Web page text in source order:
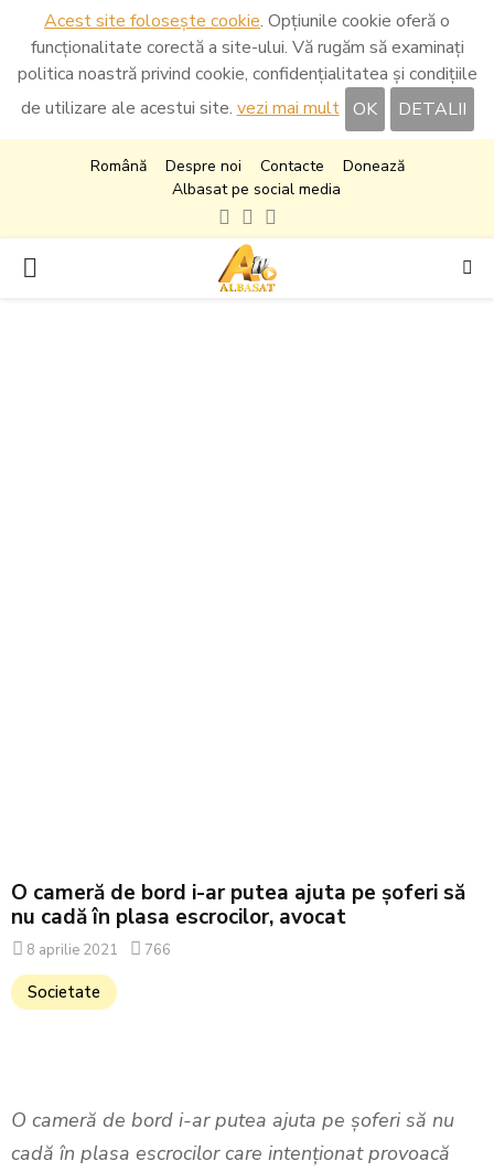
Acest site folosește cookie. Opțiunile cookie oferă o
funcționalitate corectă a site-ului. Vă rugăm să examinați
politica noastră privind cookie, confidențialitatea și condițiile
de utilizare ale acestui site. vezi mai mult OK DETALII
Română Despre noi Contacte
Donează
Albasat pe social media
Facebook
Instagram
PRIMARY
O cameră de bord i-ar putea ajuta pe șoferi să
nu cadă în plasa escrocilor, avocat
8 aprilie 2021 766
Societate
O cameră de bord i-ar putea ajuta pe șoferi să nu
cadă în plasa escrocilor care intenționat provoacă